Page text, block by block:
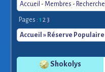
Accueil - Membres - Recherche
Pages : 1 23
Accueil » Réserve Populaire
Shokolys